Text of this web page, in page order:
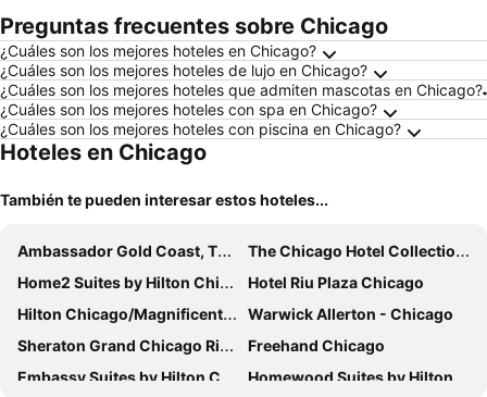
Preguntas frecuentes sobre Chicago
¿Cuáles son los mejores hoteles en Chicago?
¿Cuáles son los mejores hoteles de lujo en Chicago?
¿Cuáles son los mejores hoteles que admiten mascotas en Chicago?
¿Cuáles son los mejores hoteles con spa en Chicago?
¿Cuáles son los mejores hoteles con piscina en Chicago?
Hoteles en Chicago
También te pueden interesar estos hoteles...
Ambassador Gold Coast, The Chicago Hotel Collection
The Chicago Hotel Collection Magnificent Mile
Home2 Suites by Hilton Chicago River North
Hotel Riu Plaza Chicago
Hilton Chicago/Magnificent Mile Suites
Warwick Allerton - Chicago
Sheraton Grand Chicago Riverwalk
Freehand Chicago
Embassy Suites by Hilton Chicago Downtown Magnificent Mile
Homewood Suites by Hilton Chicago-Downtown